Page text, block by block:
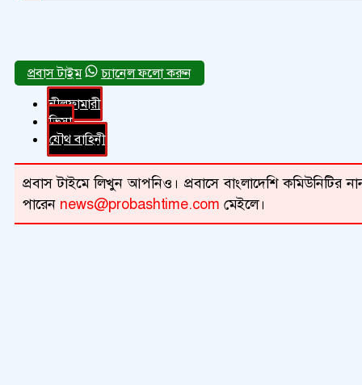
চ্যানেল ফলো করুন
নীলফামারী
ভিসা
যৌথ বাহিনী
প্রবাস টাইমে লিখুন আপনিও। প্রবাসে বাংলাদেশি কমিউনিটির
পারেন news@probashtime.com মেইলে।